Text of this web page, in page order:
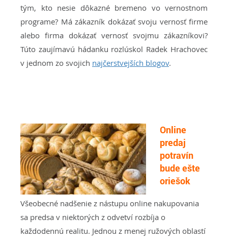
tým, kto nesie dôkazné bremeno vo vernostnom
programe? Má zákazník dokázať svoju vernosť firme
alebo firma dokázať vernosť svojmu zákazníkovi?
Túto zaujímavú hádanku rozlúskol Radek Hrachovec
v jednom zo svojich najčerstvejších blogov.
Online
predaj
potravín
bude ešte
oriešok
Všeobecné nadšenie z nástupu online nakupovania
sa predsa v niektorých z odvetví rozbíja o
každodennú realitu. Jednou z menej ružových oblastí